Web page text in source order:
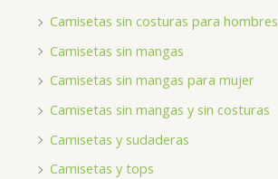
Camisetas sin costuras para hombres
Camisetas sin mangas
Camisetas sin mangas para mujer
Camisetas sin mangas y sin costuras
Camisetas y sudaderas
Camisetas y tops